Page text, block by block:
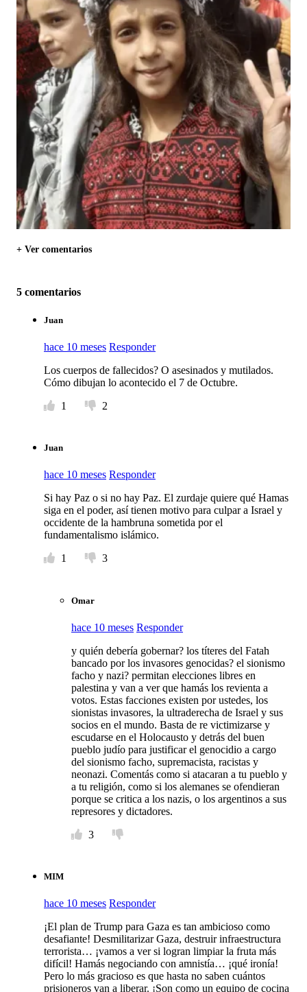
+ Ver comentarios
5 comentarios
Juan
hace 10 meses Responder
Los cuerpos de fallecidos? O asesinados y mutilados.
Cómo dibujan lo acontecido el 7 de Octubre.
1
2
Juan
hace 10 meses Responder
Si hay Paz o si no hay Paz. El zurdaje quiere qué Hamas
siga en el poder, así tienen motivo para culpar a Israel y
occidente de la hambruna sometida por el
fundamentalismo islámico.
1
3
Omar
hace 10 meses Responder
y quién debería gobernar? los títeres del Fatah
bancado por los invasores genocidas? el sionismo
facho y nazi? permitan elecciones libres en
palestina y van a ver que hamás los revienta a
votos. Estas facciones existen por ustedes, los
sionistas invasores, la ultraderecha de Israel y sus
socios en el mundo. Basta de re victimizarse y
escudarse en el Holocausto y detrás del buen
pueblo judío para justificar el genocidio a cargo
del sionismo facho, supremacista, racistas y
neonazi. Comentás como si atacaran a tu pueblo y
a tu religión, como si los alemanes se ofendieran
porque se critica a los nazis, o los argentinos a sus
represores y dictadores.
3
MIM
hace 10 meses Responder
¡El plan de Trump para Gaza es tan ambicioso como
desafiante! Desmilitarizar Gaza, destruir infraestructura
terrorista… ¡vamos a ver si logran limpiar la fruta más
difícil! Hamás negociando con amnistía… ¡qué ironía!
Pero lo más gracioso es que hasta no saben cuántos
prisioneros van a liberar. ¡Son como un equipo de cocina